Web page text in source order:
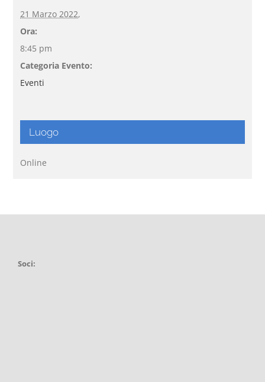
21 Marzo 2022,
Ora:
8:45 pm
Categoria Evento:
Eventi
Luogo
Online
Soci: